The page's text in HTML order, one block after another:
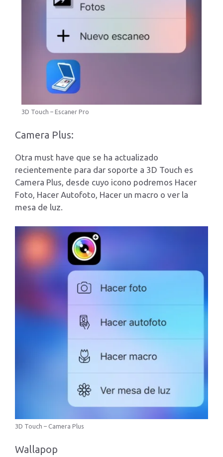
3D Touch – Escaner Pro
Camera Plus:
Otra must have que se ha actualizado
recientemente para dar soporte a 3D Touch es
Camera Plus, desde cuyo icono podremos Hacer
Foto, Hacer Autofoto, Hacer un macro o ver la
mesa de luz.
3D Touch – Camera Plus
Wallapop